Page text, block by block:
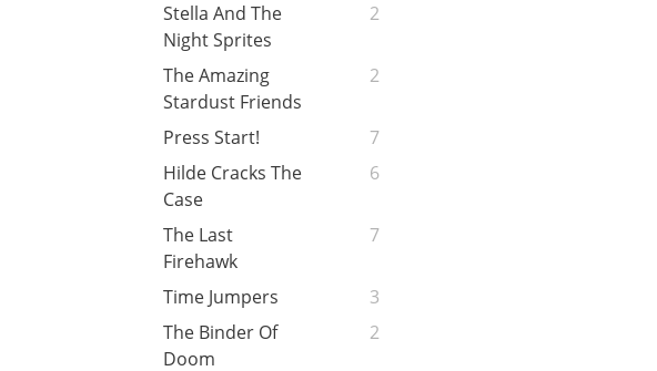
Stella And The
Night Sprites
2
The Amazing
Stardust Friends
2
Press Start!
7
Hilde Cracks The
Case
6
The Last
Firehawk
7
Time Jumpers
3
The Binder Of
Doom
2